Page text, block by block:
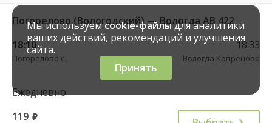
Погорелово (Вологодский) — Вологда АВ 422
18:10
Погорелово с.
18:33
Вологда Копрецово
Ежедневно
119 руб.
Мы используемcookie-файлыдля аналитики
ваших действий, рекомендаций и улучшения
сайта.
Принять